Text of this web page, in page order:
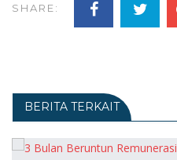
SHARE:
BERITA TERKAIT